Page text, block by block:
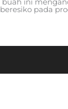
pada